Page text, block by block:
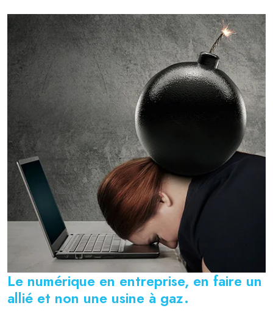
Le numérique en entreprise, en faire un
allié et non une usine à gaz.